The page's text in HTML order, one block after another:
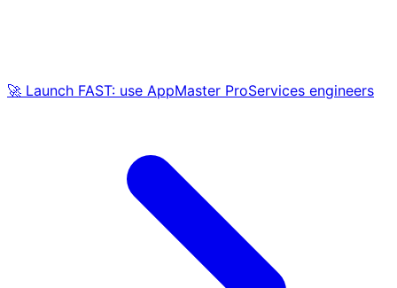
🚀 Launch FAST: use AppMaster ProServices engineers